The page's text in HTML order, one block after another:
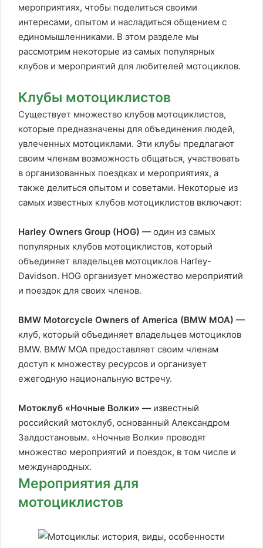
мероприятиях, чтобы поделиться своими
интересами, опытом и насладиться общением с
единомышленниками. В этом разделе мы
рассмотрим некоторые из самых популярных
клубов и мероприятий для любителей мотоциклов.
Клубы мотоциклистов
Существует множество клубов мотоциклистов,
которые предназначены для объединения людей,
увлеченных мотоциклами. Эти клубы предлагают
своим членам возможность общаться, участвовать
в организованных поездках и мероприятиях, а
также делиться опытом и советами. Некоторые из
самых известных клубов мотоциклистов включают:
Harley Owners Group (HOG) — один из самых
популярных клубов мотоциклистов, который
объединяет владельцев мотоциклов Harley-
Davidson. HOG организует множество мероприятий
и поездок для своих членов.
BMW Motorcycle Owners of America (BMW MOA) —
клуб, который объединяет владельцев мотоциклов
BMW. BMW MOA предоставляет своим членам
доступ к множеству ресурсов и организует
ежегодную национальную встречу.
Мотоклуб «Ночные Волки» — известный
российский мотоклуб, основанный Александром
Залдостановым. «Ночные Волки» проводят
множество мероприятий и поездок, в том числе и
международных.
Мероприятия для
мотоциклистов